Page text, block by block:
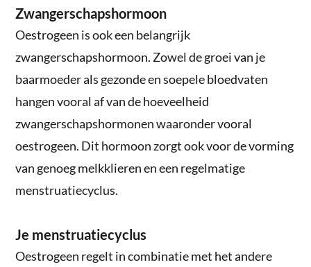
Zwangerschapshormoon
Oestrogeen is ook een belangrijk
zwangerschapshormoon. Zowel de groei van je
baarmoeder als gezonde en soepele bloedvaten
hangen vooral af van de hoeveelheid
zwangerschapshormonen waaronder vooral
oestrogeen. Dit hormoon zorgt ook voor de vorming
van genoeg melkklieren en een regelmatige
menstruatiecyclus.
Je menstruatiecyclus
Oestrogeen regelt in combinatie met het andere